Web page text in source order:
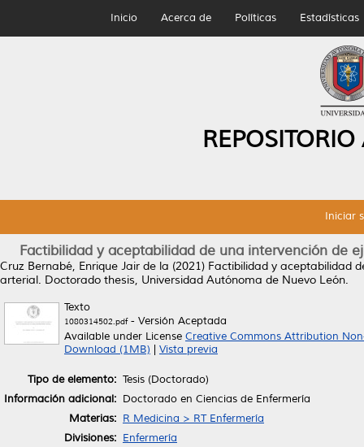
Inicio Acerca de Políticas Estadísticas
Iniciar
Factibilidad y aceptabilidad de una intervención de
Cruz Bernabé, Enrique Jair de la (2021) Factibilidad y aceptabilidad
arterial. Doctorado thesis, Universidad Autónoma de Nuevo León.
Texto
1080314502.pdf- Versión Aceptada
Available under License Creative Commons Attribution
Download (1MB)
Vista previa
Tipo de elemento: Tesis (Doctorado)
Información adicional: Doctorado en Ciencias de Enfermería
Materias: R Medicina > RT Enfermería
Divisiones: Enfermería